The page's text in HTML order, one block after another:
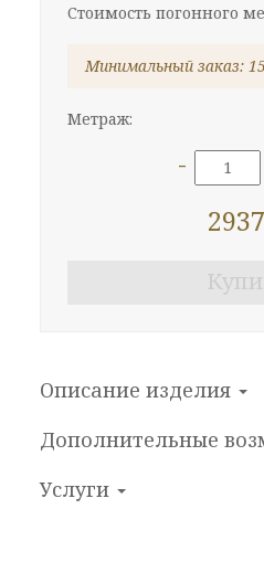
Стоимость погонного
Минимальный заказ:
Метраж:
-
2937
Описание изделия
Дополнительные
Услуги